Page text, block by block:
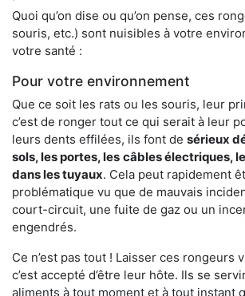
Quoi qu’on dise ou qu’on pense, ces
souris, etc.) sont nuisibles à votre
votre santé :
Pour votre environnement
Que ce soit les rats ou les souris, leur
c’est de ronger tout ce qui serait à leur
leurs dents effilées, ils font de sérieux
sols, les portes, les câbles électriques,
dans les tuyaux. Cela peut rapidement
problématique vu que de mauvais
court-circuit, une fuite de gaz ou un
engendrés.
Ce n’est pas tout ! Laisser ces rongeurs
c’est accepté d’être leur hôte. Ils se
aliments à tout moment et à tout instant